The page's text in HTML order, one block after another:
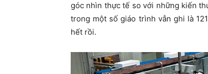
góc nhìn thực tế so với những kiến
trong một số giáo trình vẫn ghi là
hết rồi.